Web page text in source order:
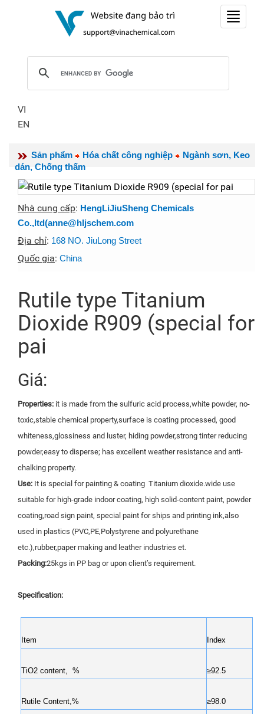
Toggle
VI
EN
Sản phẩm Hóa chất công nghiệp
Ngành sơn, Keo
dán, Chống thấm
Nhà cung cấp: HengLiJiuSheng Chemicals
Co.,ltd(anne@hljschem.com
Địa chỉ: 168 NO. JiuLong Street
Quốc gia: China
Rutile type Titanium
Dioxide R909 (special for
pai
Giá:
Properties: it is made from the sulfuric acid process,white powder, no-
toxic,stable chemical property,surface is coating processed, good
whiteness,glossiness and luster, hiding powder,strong tinter reducing
powder,easy to disperse; has excellent weather resistance and anti-
chalking property.
Use: It is special for painting & coating Titanium dioxide.wide use
suitable for high-grade indoor coating, high solid-content paint, powder
coating,road sign paint, special paint for ships and printing ink,also
used in plastics (PVC,PE,Polystyrene and polyurethane
etc.),rubber,paper making and leather industries et.
Packing:25kgs in PP bag or upon client’s requirement.
Specification:
Item Index
TiO2 content, % ≥92.5
Rutile Content,% ≥98.0